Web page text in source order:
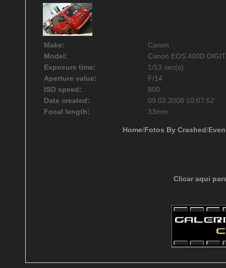
Make:
Canon
Model:
Canon EOS 400D
Exposure time:
1/13 sec(s)
Aperture value:
F/14
ISO speed:
800
Date created:
09.03.2008 10:07:52
Focal length:
33mm
Home/Fotos By Crashed/
Clicar aqui